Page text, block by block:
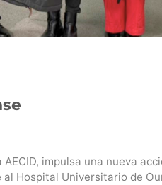
AECID, impulsa una nueva
Hospital Universitario de